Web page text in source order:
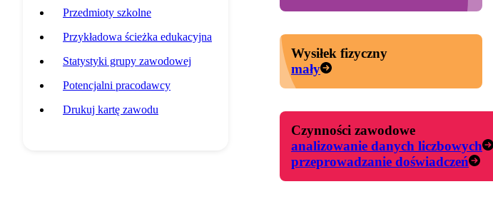
Przedmioty szkolne
Przykładowa ścieżka edukacyjna
Statystyki grupy zawodowej
Potencjalni pracodawcy
Drukuj kartę zawodu
Wysiłek fizyczny
mały
Czynności zawodowe
analizowanie danych liczbowych
przeprowadzanie doświadczeń